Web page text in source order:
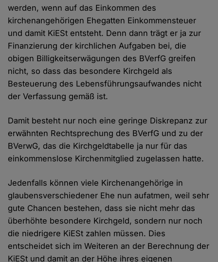
werden, wenn auf das Einkommen des
kirchenangehörigen Ehegatten Einkommensteuer
und damit KiESt entsteht. Denn dann trägt er ja zur
Finanzierung der kirchlichen Aufgaben bei, die
obigen Billigkeitserwägungen des BVerfG greifen
nicht, so dass das besondere Kirchgeld als
Besteuerung des Lebensführungsaufwandes nicht
der Verfassung gemäß ist.
Damit besteht nur noch eine geringe Diskrepanz zur
erwähnten Rechtsprechung des BVerfG und zu der
BVerwG, das die Kirchgeldtabelle ja nur für das
einkommenslose Kirchenmitglied zugelassen hatte.
Jedenfalls können viele Kirchenangehörige in
glaubensverschiedener Ehe nun aufatmen, weil sehr
gute Chancen bestehen, dass sie nicht mehr das
überhöhte besondere Kirchgeld, sondern nur noch
die niedrigere KiESt zahlen müssen. Dies
entscheidet sich im Weiteren an der Berechnung der
KiESt und damit an der Höhe ihres eigenen